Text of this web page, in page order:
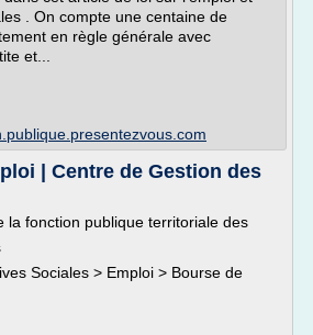
. On compte une centaine de
en règle générale avec
et...
| Centre de Gestion des
la fonction publique territoriale des
Sociales > Emploi > Bourse de